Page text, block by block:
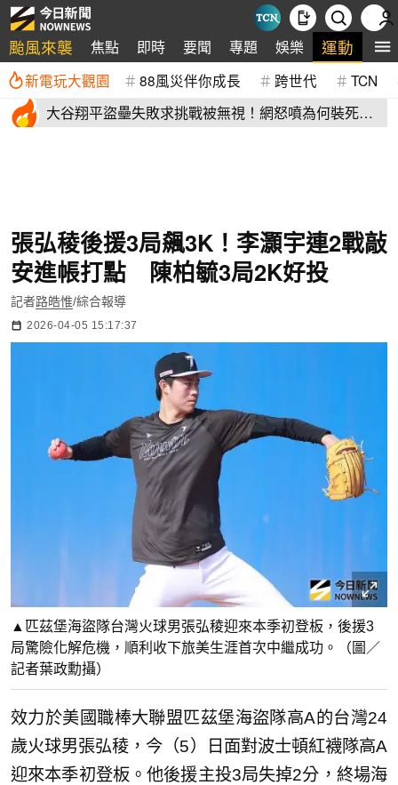
颱風來襲 焦點 即時 要聞 專題 娛樂 運動 全
新電玩大觀園 88風災伴你成長 跨世代 TCN
大谷翔平盜壘失敗求挑戰被無視！網怒噴為何裝死？
張弘稜後援3局飆3K！李灝宇連2戰敲
安進帳打點 陳柏毓3局2K好投
記者路皓惟/綜合報導
2026-04-05 15:17:37
▲匹茲堡海盜隊台灣火球男張弘稜迎來本季初登板，後援3
局驚險化解危機，順利收下旅美生涯首次中繼成功。（圖／
記者葉政勳攝）
效力於美國職棒大聯盟匹茲堡海盜隊高A的台灣24
歲火球男張弘稜，今（5）日面對波士頓紅襪隊高A
迎來本季初登板。他後援主投3局失掉2分，終場海